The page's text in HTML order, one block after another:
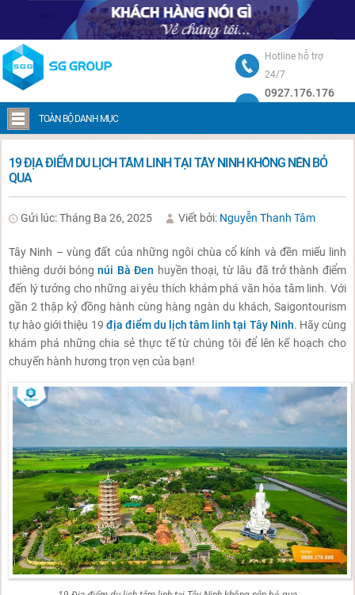
Hotline hỗ trợ
24/7
0927.176.176
TOÀN BỘ DANH MỤC
Trang chủ
19 ĐỊA ĐIỂM DU LỊCH TÂM LINH TẠI TÂY NINH KHÔNG NÊN BỎ
QUA
Gửi lúc: Tháng Ba 26, 2025 Viết bởi: Nguyễn Thanh Tâm
Tây Ninh – vùng đất của những ngôi chùa cổ kính và đền miếu linh
thiêng dưới bóngnúi Bà Đen huyền thoại, từ lâu đã trở thành điểm
đến lý tưởng cho những ai yêu thích khám phá văn hóa tâm linh. Với
gần 2 thập kỷ đồng hành cùng hàng ngàn du khách, Saigontourism
tự hào giới thiệu 19 địa điểm du lịch tâm linh tại Tây Ninh. Hãy cùng
khám phá những chia sẻ thực tế từ chúng tôi để lên kế hoạch cho
chuyến hành hương trọn vẹn của bạn!